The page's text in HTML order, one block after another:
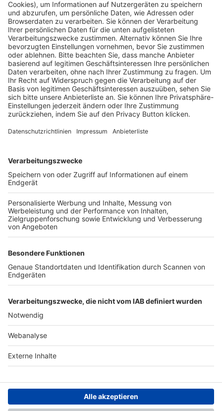
Pässe und Vereinswechsel
Trainerausbildung
Schulungsangebot Vereinsmitarbeiter
BFV-Geschäftsstellen
Trainerbörse
Login SpielPlus
FOLGE DEM BFV
TOP-VEREINE
TOP-PARTNER
Nutzungsbedingungen Datenschutz Impressum